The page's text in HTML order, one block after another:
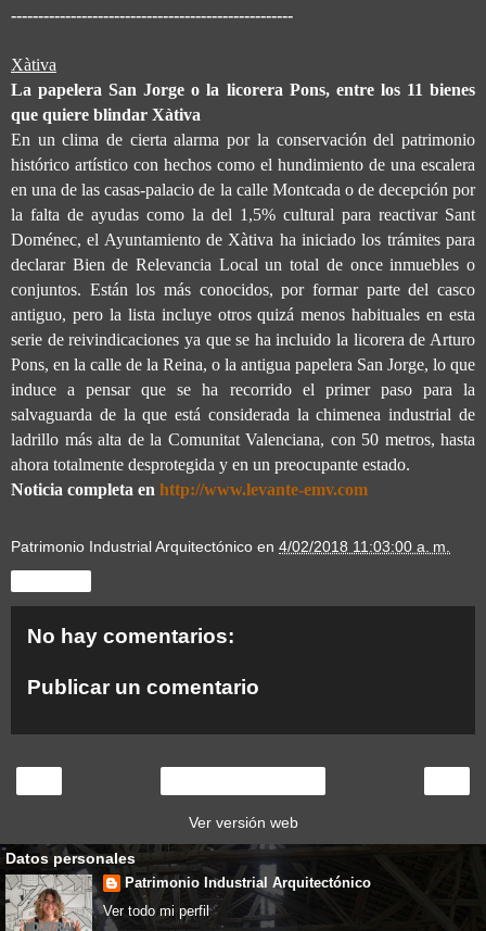
----------------------------------------------------
Xàtiva
La papelera San Jorge o la licorera Pons, entre los 11 bienes
que quiere blindar Xàtiva
En un clima de cierta alarma por la conservación del patrimonio
histórico artístico con hechos como el hundimiento de una escalera
en una de las casas-palacio de la calle Montcada o de decepción por
la falta de ayudas como la del 1,5% cultural para reactivar Sant
Doménec, el Ayuntamiento de Xàtiva ha iniciado los trámites para
declarar Bien de Relevancia Local un total de once inmuebles o
conjuntos. Están los más conocidos, por formar parte del casco
antiguo, pero la lista incluye otros quizá menos habituales en esta
serie de reivindicaciones ya que se ha incluido la licorera de Arturo
Pons, en la calle de la Reina, o la antigua papelera San Jorge, lo que
induce a pensar que se ha recorrido el primer paso para la
salvaguarda de la que está considerada la chimenea industrial de
ladrillo más alta de la Comunitat Valenciana, con 50 metros, hasta
ahora totalmente desprotegida y en un preocupante estado.
Noticia completa en http://www.levante-emv.com
Patrimonio Industrial Arquitectónico en 4/02/2018 11:03:00 a. m.
No hay comentarios:
Publicar un comentario
Ver versión web
Datos personales
Patrimonio Industrial Arquitectónico
Ver todo mi perfil